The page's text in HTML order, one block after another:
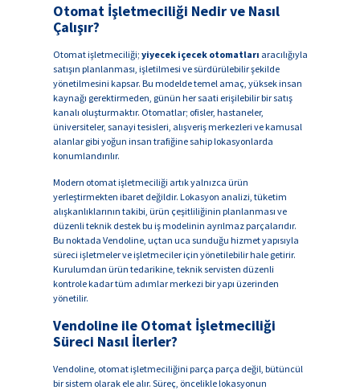
Otomat İşletmeciliği Nedir ve Nasıl
Çalışır?
Otomat işletmeciliği; yiyecek içecek otomatları aracılığıyla
satışın planlanması, işletilmesi ve sürdürülebilir şekilde
yönetilmesini kapsar. Bu modelde temel amaç, yüksek insan
kaynağı gerektirmeden, günün her saati erişilebilir bir satış
kanalı oluşturmaktır. Otomatlar; ofisler, hastaneler,
üniversiteler, sanayi tesisleri, alışveriş merkezleri ve kamusal
alanlar gibi yoğun insan trafiğine sahip lokasyonlarda
konumlandırılır.
Modern otomat işletmeciliği artık yalnızca ürün
yerleştirmekten ibaret değildir. Lokasyon analizi, tüketim
alışkanlıklarının takibi, ürün çeşitliliğinin planlanması ve
düzenli teknik destek bu iş modelinin ayrılmaz parçalarıdır.
Bu noktada Vendoline, uçtan uca sunduğu hizmet yapısıyla
süreci işletmeler ve işletmeciler için yönetilebilir hale getirir.
Kurulumdan ürün tedarikine, teknik servisten düzenli
kontrole kadar tüm adımlar merkezi bir yapı üzerinden
yönetilir.
Vendoline ile Otomat İşletmeciliği
Süreci Nasıl İlerler?
Vendoline, otomat işletmeciliğini parça parça değil, bütüncül
bir sistem olarak ele alır. Süreç, öncelikle lokasyonun